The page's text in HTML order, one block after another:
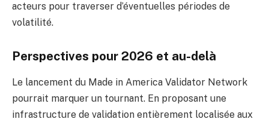
acteurs pour traverser d’éventuelles périodes de
volatilité.
Perspectives pour 2026 et au-delà
Le lancement du Made in America Validator Network
pourrait marquer un tournant. En proposant une
infrastructure de validation entièrement localisée aux